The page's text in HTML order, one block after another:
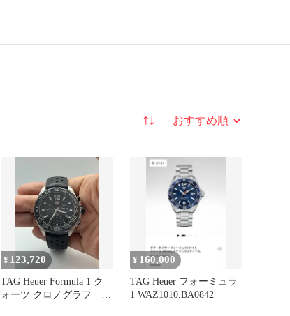
並び替え
¥ 123,720
TAG Heuer Formula 1 ク
ォーツ クロノグラフ 新
¥ 160,000
TAG Heuer フォーミュラ
1 WAZ1010.BA0842